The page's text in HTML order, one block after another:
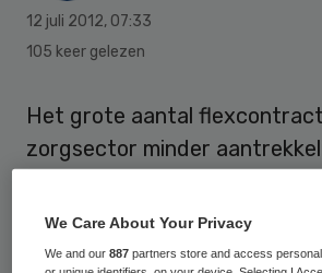
12 juli 2012, 07:33
105 keer gelezen
Het grote aantal
zorgsector minder
onder zorgmedewerkers blijkt
procent van de
We Care About Your Privacy
We and our887 partners store and access